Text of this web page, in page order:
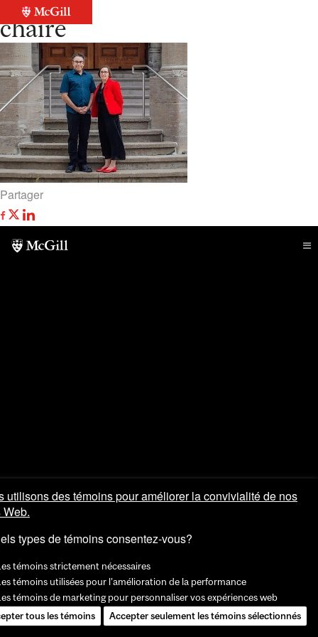
Retour à la liste
chaire
Partager
utilisons des témoins pour améliorer la convivialité de nos
types de témoins consentez-vous?
témoins strictement nécessaires
témoins utilisées pour l'amélioration de la performance
témoins de marketing pour personnaliser vos expériences web
tous les témoins
Accepter seulement les témoins sélectionnés